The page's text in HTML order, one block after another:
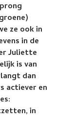
ze ook in
in de
Juliette
is van
dan
actiever en
in